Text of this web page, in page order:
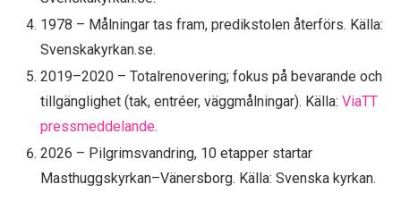
1978 – Målningar tas fram, predikstolen återförs. Källa:
Svenskakyrkan.se.
2019–2020 – Totalrenovering; fokus på bevarande och
tillgänglighet (tak, entréer, väggmålningar). Källa: ViaTT
pressmeddelande.
2026 – Pilgrimsvandring, 10 etapper startar
Masthuggskyrkan–Vänersborg. Källa: Svenska kyrkan.